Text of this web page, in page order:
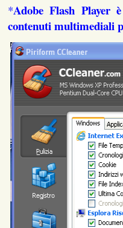
*Adobe Flash Player
contenuti multimediali